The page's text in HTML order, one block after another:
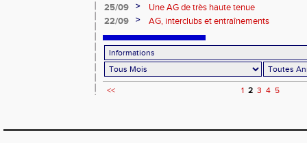
25/09
>
Une AG de très haute tenue
22/09
> AG, interclubs et entraînements
<< 1 2 3 4 5